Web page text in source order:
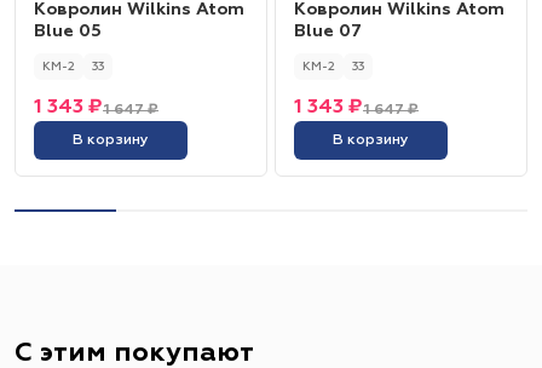
Ковролин Wilkins Atom
Blue 05
КМ-2 33
1 647 ₽
1 343 ₽
В корзину
Ковролин Wilkins Atom
Blue 07
КМ-2 33
1 647 ₽
1 343 ₽
В корзину
С этим покупают